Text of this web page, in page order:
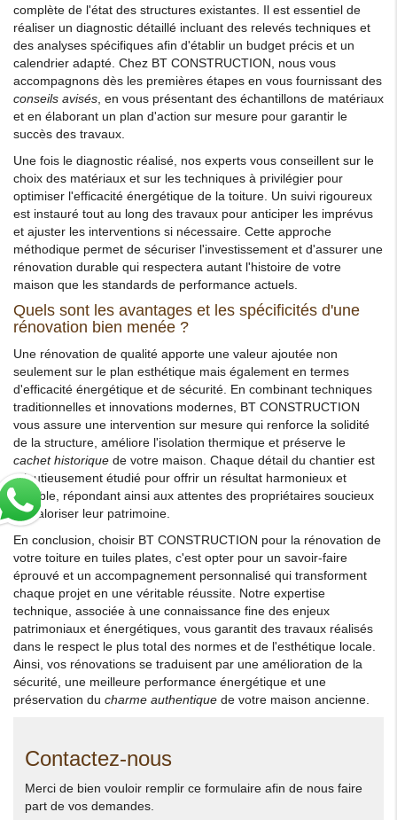
complète de l'état des structures existantes. Il est essentiel de
réaliser un diagnostic détaillé incluant des relevés techniques et
des analyses spécifiques afin d'établir un budget précis et un
calendrier adapté. Chez BT CONSTRUCTION, nous vous
accompagnons dès les premières étapes en vous fournissant des
conseils avisés , en vous présentant des échantillons de matériaux
et en élaborant un plan d'action sur mesure pour garantir le
succès des travaux.
Une fois le diagnostic réalisé, nos experts vous conseillent sur le
choix des matériaux et sur les techniques à privilégier pour
optimiser l'efficacité énergétique de la toiture. Un suivi rigoureux
est instauré tout au long des travaux pour anticiper les imprévus
et ajuster les interventions si nécessaire. Cette approche
méthodique permet de sécuriser l'investissement et d'assurer une
rénovation durable qui respectera autant l'histoire de votre
maison que les standards de performance actuels.
Quels sont les avantages et les spécificités d'une
rénovation bien menée ?
Une rénovation de qualité apporte une valeur ajoutée non
seulement sur le plan esthétique mais également en termes
d'efficacité énergétique et de sécurité. En combinant techniques
traditionnelles et innovations modernes, BT CONSTRUCTION
vous assure une intervention sur mesure qui renforce la solidité
de la structure, améliore l'isolation thermique et préserve le
cachet historique de votre maison. Chaque détail du chantier est
minutieusement étudié pour offrir un résultat harmonieux et
durable, répondant ainsi aux attentes des propriétaires soucieux
de valoriser leur patrimoine.
En conclusion, choisir BT CONSTRUCTION pour la rénovation de
votre toiture en tuiles plates, c'est opter pour un savoir-faire
éprouvé et un accompagnement personnalisé qui transforment
chaque projet en une véritable réussite. Notre expertise
technique, associée à une connaissance fine des enjeux
patrimoniaux et énergétiques, vous garantit des travaux réalisés
dans le respect le plus total des normes et de l'esthétique locale.
Ainsi, vos rénovations se traduisent par une amélioration de la
sécurité, une meilleure performance énergétique et une
préservation du charme authentique de votre maison ancienne.
Contactez-nous
Merci de bien vouloir remplir ce formulaire afin de nous faire
part de vos demandes.